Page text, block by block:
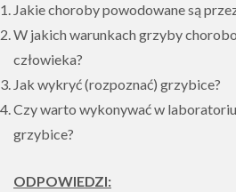
Jakie choroby powodowane są
W jakich warunkach grzyby
człowieka?
Jak wykryć (rozpoznać) grzybice?
Czy warto wykonywać w
grzybice?
ODPOWIEDZI: